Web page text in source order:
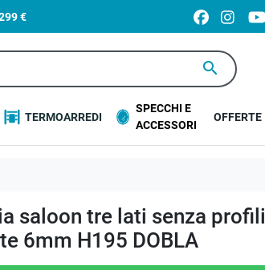
€
search
TERMOARREDI
SPECCHI E
ACCESSORI
OFFERTE
saloon tre lati senza profili
6mm H195 DOBLA